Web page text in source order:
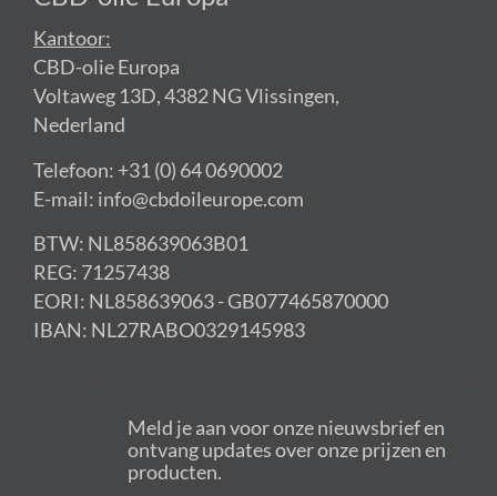
Kantoor:
CBD-olie Europa
Voltaweg 13D, 4382 NG Vlissingen,
Nederland
Telefoon: +31 (0) 64 0690002
E-mail: info@cbdoileurope.com
BTW: NL858639063B01
REG: 71257438
EORI: NL858639063 - GB077465870000
IBAN: NL27RABO0329145983
Meld je aan voor onze nieuwsbrief en
ontvang updates over onze prijzen en
producten.